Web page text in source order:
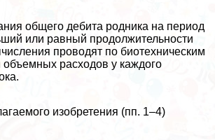
общего дебита родника на период
или равный продолжительности
проводят по биотехническим
объемных расходов у каждого
изобретения (пп. 1–4)